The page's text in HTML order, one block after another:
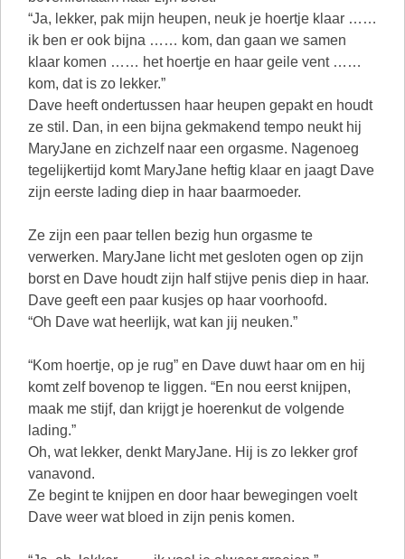
“Ja, lekker, pak mijn heupen, neuk je hoertje klaar ……
ik ben er ook bijna …… kom, dan gaan we samen
klaar komen …… het hoertje en haar geile vent ……
kom, dat is zo lekker.”
Dave heeft ondertussen haar heupen gepakt en houdt
ze stil. Dan, in een bijna gekmakend tempo neukt hij
MaryJane en zichzelf naar een orgasme. Nagenoeg
tegelijkertijd komt MaryJane heftig klaar en jaagt Dave
zijn eerste lading diep in haar baarmoeder.
Ze zijn een paar tellen bezig hun orgasme te
verwerken. MaryJane licht met gesloten ogen op zijn
borst en Dave houdt zijn half stijve penis diep in haar.
Dave geeft een paar kusjes op haar voorhoofd.
“Oh Dave wat heerlijk, wat kan jij neuken.”
“Kom hoertje, op je rug” en Dave duwt haar om en hij
komt zelf bovenop te liggen. “En nou eerst knijpen,
maak me stijf, dan krijgt je hoerenkut de volgende
lading.”
Oh, wat lekker, denkt MaryJane. Hij is zo lekker grof
vanavond.
Ze begint te knijpen en door haar bewegingen voelt
Dave weer wat bloed in zijn penis komen.